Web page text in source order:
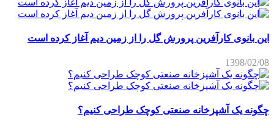
این بانوی کارآفرین پرورش گل را از زمین دیم آغاز کرده است
1398/02/08
چگونه یک آشپزخانه صنعتی کوچک طراحی کنیم؟